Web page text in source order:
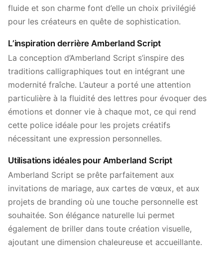
fluide et son charme font d’elle un choix privilégié
pour les créateurs en quête de sophistication.
L’inspiration derrière Amberland Script
La conception d’Amberland Script s’inspire des
traditions calligraphiques tout en intégrant une
modernité fraîche. L’auteur a porté une attention
particulière à la fluidité des lettres pour évoquer des
émotions et donner vie à chaque mot, ce qui rend
cette police idéale pour les projets créatifs
nécessitant une expression personnelles.
Utilisations idéales pour Amberland Script
Amberland Script se prête parfaitement aux
invitations de mariage, aux cartes de vœux, et aux
projets de branding où une touche personnelle est
souhaitée. Son élégance naturelle lui permet
également de briller dans toute création visuelle,
ajoutant une dimension chaleureuse et accueillante.